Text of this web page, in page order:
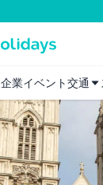
企業イベント交通